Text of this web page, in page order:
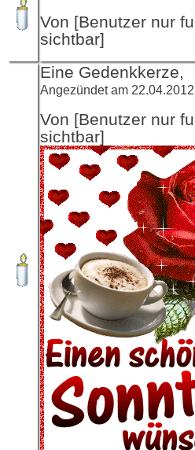
Von [Benutzer nur
sichtbar]
Eine Gedenkkerze,
Angezündet am
Von [Benutzer nur
sichtbar]